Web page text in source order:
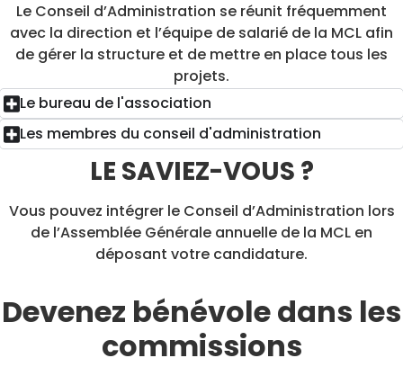
Le Conseil d’Administration se réunit fréquemment
avec la direction et l’équipe de salarié de la MCL afin
de gérer la structure et de mettre en place tous les
projets.
Le bureau de l'association
Les membres du conseil d'administration
LE SAVIEZ-VOUS ?
Vous pouvez intégrer le Conseil d’Administration lors
de l’Assemblée Générale annuelle de la MCL en
déposant votre candidature.
Devenez bénévole dans les
commissions